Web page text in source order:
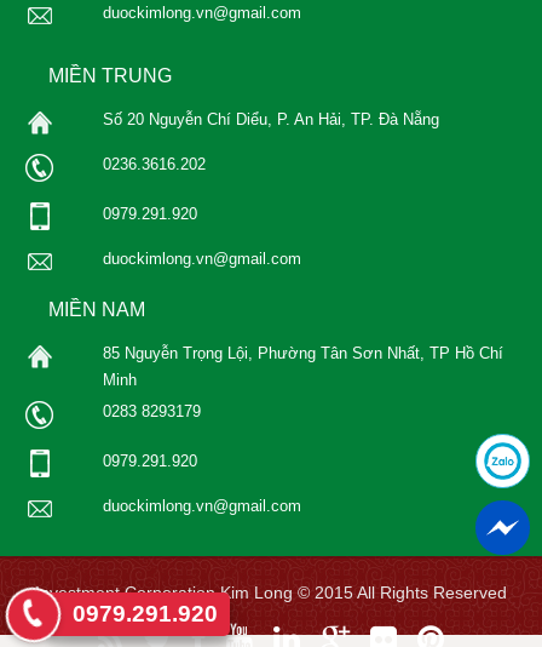
duockimlong.vn@gmail.com
0979.291.920
MIỀN TRUNG
Số 20 Nguyễn Chí Diểu, P. An Hải, TP. Đà Nẵng
0236.3616.202
0979.291.920
duockimlong.vn@gmail.com
MIỀN NAM
85 Nguyễn Trọng Lội, Phường Tân Sơn Nhất, TP Hồ Chí
Minh
0283 8293179
0979.291.920
duockimlong.vn@gmail.com
Investment Corporation Kim Long © 2015 All Rights Reserved